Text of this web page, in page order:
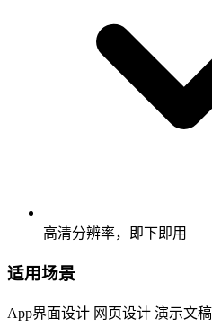
高清分辨率，即下即用
适用场景
App界面设计 网页设计 演示文稿